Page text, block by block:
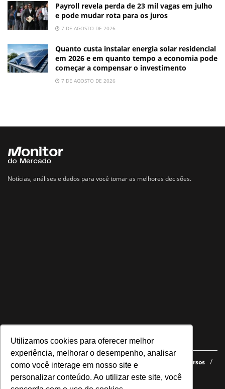
Utilizamos cookies para oferecer melhor
experiência, melhorar o desempenho, analisar
como você interage em nosso site e
personalizar conteúdo. Ao utilizar este site, você
Payroll revela perda de 23 mil vagas em julho
e pode mudar rota para os juros
7 DE AGOSTO DE 2026
Quanto custa instalar energia solar residencial
em 2026 e em quanto tempo a economia pode
começar a compensar o investimento
7 DE AGOSTO DE 2026
Notícias, análises e dados para você tomar as melhores decisões.
Navegue no site
Últimas notícias Quem somos E-books gratuitos
Cursos
Política de privacidade